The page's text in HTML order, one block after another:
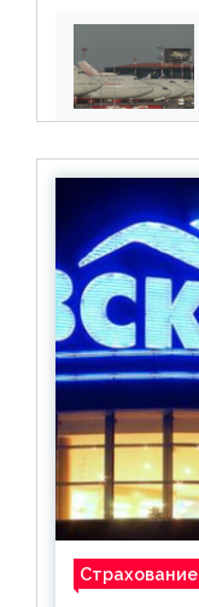
Страхование